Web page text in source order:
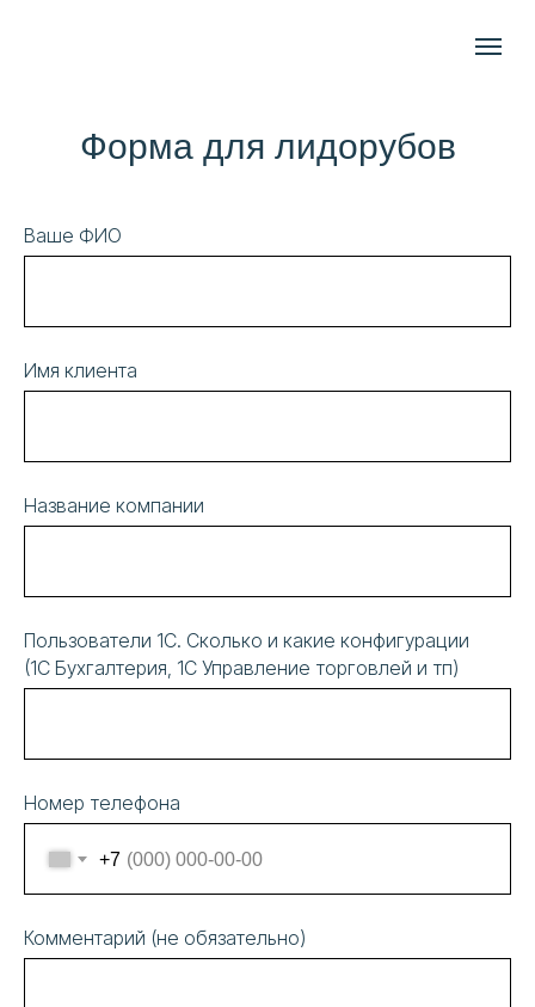
Форма для лидорубов
Ваше ФИО
Имя клиента
Название компании
Пользователи 1С. Сколько и какие конфигурации
(1С Бухгалтерия, 1С Управление торговлей и тп)
Номер телефона
+7
Комментарий (не обязательно)